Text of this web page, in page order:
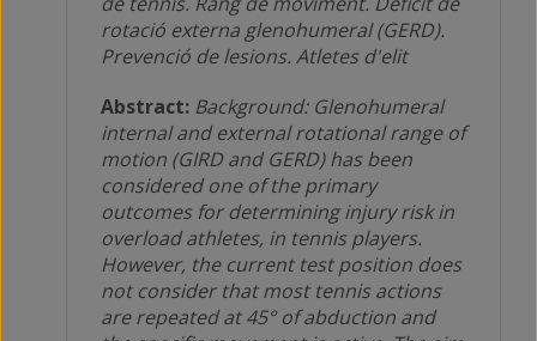
rotació externa glenohumeral (GERD).
Prevenció de lesions. Atletes d'elit
Abstract: Background: Glenohumeral
internal and external rotational range of
motion (GIRD and GERD) has been
considered one of the primary
outcomes for determining injury risk in
overload athletes, in tennis players.
However, the current test position does
not consider that most tennis actions
are repeated at 45° of abduction and